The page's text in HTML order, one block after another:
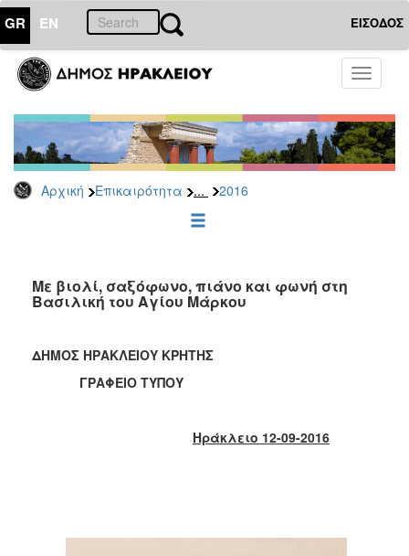
GR EN ΕΙΣΟΔΟΣ
Toggle
Αρχική Επικαιρότητα ... 2016
ΕΠΙΚΑΙΡΟΤΗΤΑ
Τύπου
Αρχείο
2026
2025
2022
2021
2019
2018
Με βιολί, σαξόφωνο, πιάνο και φωνή στη
Βασιλική του Αγίου Μάρκου
ΔΗΜΟΣ ΗΡΑΚΛΕΙΟΥ ΚΡΗΤΗΣ
ΓΡΑΦΕΙΟ ΤΥΠΟΥ
Ηράκλειο 12-09-2016